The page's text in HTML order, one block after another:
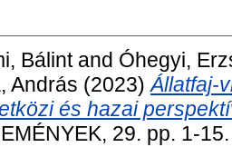
Bálintand Óhegyi,
András (2023)Állatfaj-
és hazai
29. pp. 1-